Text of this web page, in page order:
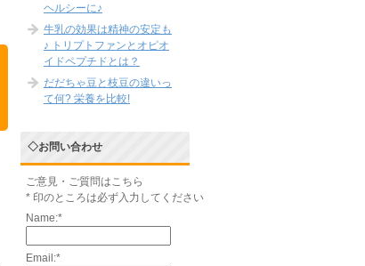
ヘルシーに♪
牛乳の効果は精神の安定も
♪ トリプトファンとオピオ
イドペプチドとは？
だだちゃ豆と枝豆の違いっ
て何? 栄養を比較!
◇お問い合わせ
ご意見・ご質問はこちら
* 印のところは必ず入力してください
Name:*
Email:*